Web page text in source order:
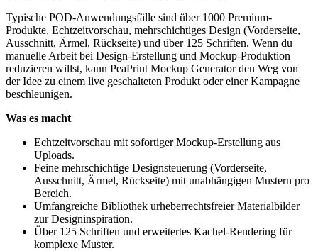
Typische POD-Anwendungsfälle sind über 1000 Premium-
Produkte, Echtzeitvorschau, mehrschichtiges Design (Vorderseite,
Ausschnitt, Ärmel, Rückseite) und über 125 Schriften. Wenn du
manuelle Arbeit bei Design-Erstellung und Mockup-Produktion
reduzieren willst, kann PeaPrint Mockup Generator den Weg von
der Idee zu einem live geschalteten Produkt oder einer Kampagne
beschleunigen.
Was es macht
Echtzeitvorschau mit sofortiger Mockup-Erstellung aus
Uploads.
Feine mehrschichtige Designsteuerung (Vorderseite,
Ausschnitt, Ärmel, Rückseite) mit unabhängigen Mustern pro
Bereich.
Umfangreiche Bibliothek urheberrechtsfreier Materialbilder
zur Designinspiration.
Über 125 Schriften und erweitertes Kachel-Rendering für
komplexe Muster.